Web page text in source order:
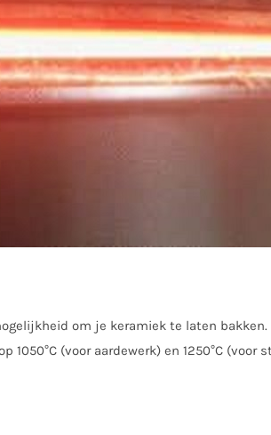
om je keramiek te laten
1050°C (voor aardewerk) en 1250°C